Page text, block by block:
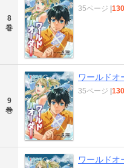
8
巻
35ページ |
9
巻
ワールド
35ページ |
ワールド